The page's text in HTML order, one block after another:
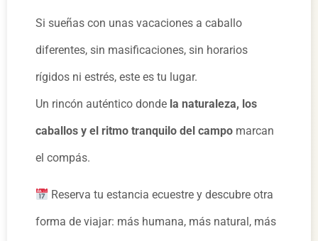
Si sueñas con unas vacaciones a caballo
diferentes, sin masificaciones, sin horarios
rígidos ni estrés, este es tu lugar.
Un rincón auténtico donde la naturaleza, los
caballos y el ritmo tranquilo del campo marcan
el compás.
Reserva tu estancia ecuestre y descubre otra
forma de viajar: más humana, más natural, más